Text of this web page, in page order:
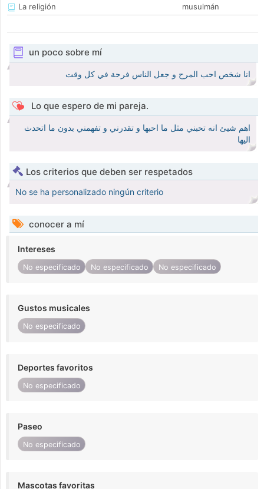
La religión
musulmán
un poco sobre mí
انا شخص احب المرح و جعل الناس فرحة في كل وقت
Lo que espero de mi pareja.
اهم شيئ انه تحبني مثل ما احبها و تقدرني و تفهمني بدون ما اتحدث
اليها
Los criterios que deben ser respetados
No se ha personalizado ningún criterio
conocer a mí
Intereses
No especificado No especificado No especificado
Gustos musicales
No especificado
Deportes favoritos
No especificado
Paseo
No especificado
Mascotas favoritas